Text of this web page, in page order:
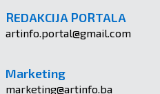
REDAKCIJA PORTALA
artinfo.portal@gmail.com
Marketing
marketing@artinfo.ba